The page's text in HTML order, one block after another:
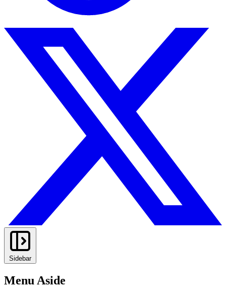
Sidebar
Menu Aside